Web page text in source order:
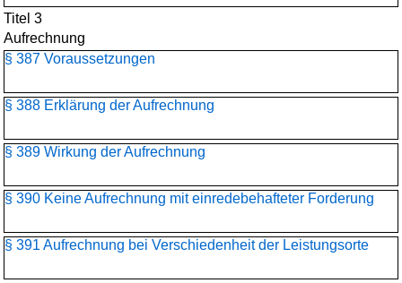
Titel 3
Aufrechnung
§ 387 Voraussetzungen
§ 388 Erklärung der Aufrechnung
§ 389 Wirkung der Aufrechnung
§ 390 Keine Aufrechnung mit einredebehafteter Forderung
§ 391 Aufrechnung bei Verschiedenheit der Leistungsorte